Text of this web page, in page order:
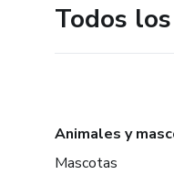
Todos
Animales y
Mascotas